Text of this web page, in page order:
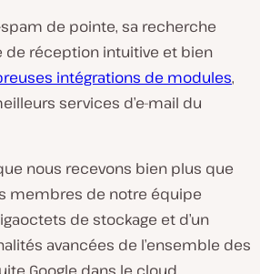
de pointe, sa recherche
de réception intuitive et bien
intégrations de modules,
services d’e-mail du
nous recevons bien plus que
membres de notre équipe
de stockage et d’un
avancées de l’ensemble des
Google dans le cloud.